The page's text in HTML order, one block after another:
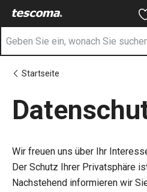
Sie befinden sich auf der
ZumZur Suche
Zur
Startseite
Wir freuen uns über Ihr
Der Schutz Ihrer Privatsphäre
Nachstehend informieren wir